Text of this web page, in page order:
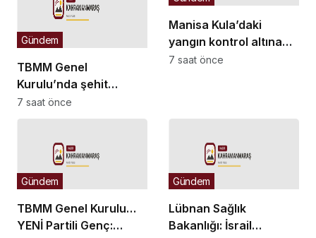
başının tacıdır”
TBMM Genel
Kurulu’nda şehit
aileleri ve gazilere
yönelik düzenlemeleri
birliğiyle kabul edildi
Gündem
7 saat önce
Manisa Kula’daki
yangın kontrol altına
alındı
7 saat önce
TBMM Genel Kurulu…
YENİ Partili Genç:
Gündem
Lübnan Sağlık
Bakanlığı: İsrail
Gündem